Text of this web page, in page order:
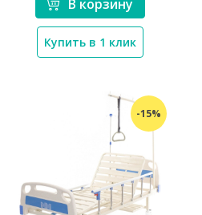
В корзину
Купить в 1 клик
-15%